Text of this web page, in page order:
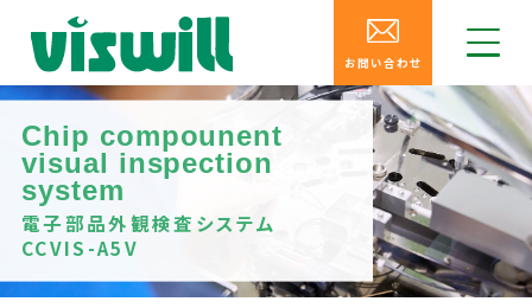
お問い合わせ
Chip compounent
visual inspection
system
電子部品外観検査システム
CCVIS-A5V